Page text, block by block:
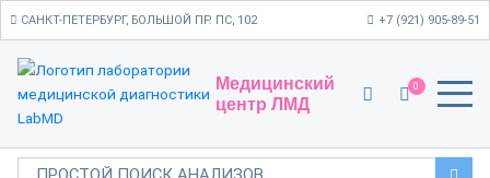
САНКТ-ПЕТЕРБУРГ, БОЛЬШОЙ ПР. ПС, 102 +7 (921) 905-89-51
Медицинский
центр ЛМД
0